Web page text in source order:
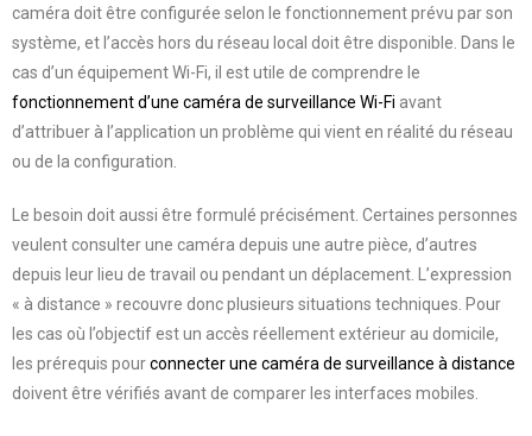
caméra doit être configurée selon le fonctionnement prévu par son
système, et l’accès hors du réseau local doit être disponible. Dans le
cas d’un équipement Wi-Fi, il est utile de comprendre le
fonctionnement d’une caméra de surveillance Wi-Fi avant
d’attribuer à l’application un problème qui vient en réalité du réseau
ou de la configuration.
Le besoin doit aussi être formulé précisément. Certaines personnes
veulent consulter une caméra depuis une autre pièce, d’autres
depuis leur lieu de travail ou pendant un déplacement. L’expression
« à distance » recouvre donc plusieurs situations techniques. Pour
les cas où l’objectif est un accès réellement extérieur au domicile,
les prérequis pourconnecter une caméra de surveillance à distance
doivent être vérifiés avant de comparer les interfaces mobiles.